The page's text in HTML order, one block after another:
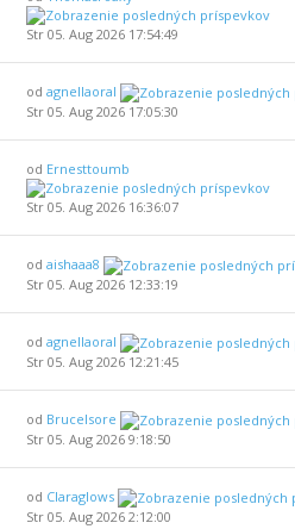
Str 05. Aug 2026 17:54:49
odagnellaoral
Str 05. Aug 2026 17:05:30
od Ernesttoumb
Str 05. Aug 2026 16:36:07
odaishaaa8
Str 05. Aug 2026 12:33:19
odagnellaoral
Str 05. Aug 2026 12:21:45
od BruceIsore
Str 05. Aug 2026 9:18:50
od Claraglows
Str 05. Aug 2026 2:12:00